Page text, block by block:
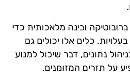
ובינה מלאכותית כדי
כלים אלו יכולים גם
נתונים, דבר שיכול למנוע
על תזרים המזומנים.